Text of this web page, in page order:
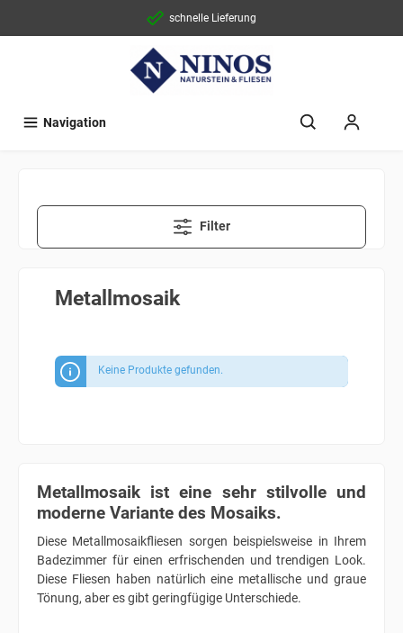
schnelle Lieferung
Navigation
Filter
Metallmosaik
Keine Produkte gefunden.
Metallmosaik ist eine sehr stilvolle und
moderne Variante des Mosaiks.
Diese Metallmosaikfliesen sorgen beispielsweise in Ihrem
Badezimmer für einen erfrischenden und trendigen Look.
Diese Fliesen haben natürlich eine metallische und graue
Tönung, aber es gibt geringfügige Unterschiede.